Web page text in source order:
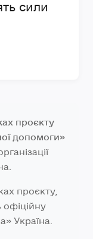
сили
проєкту
допомоги»
проєкту,
Україна.